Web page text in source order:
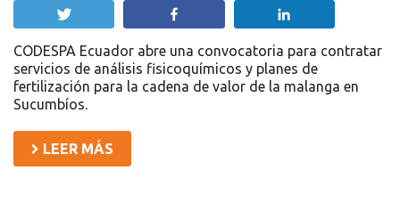
CODESPA Ecuador abre una convocatoria para contratar
servicios de análisis fisicoquímicos y planes de
fertilización para la cadena de valor de la malanga en
Sucumbíos.
LEER MÁS